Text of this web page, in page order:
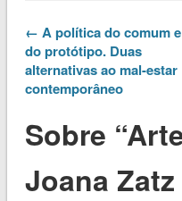
← A política do comum e
do protótipo. Duas
alternativas ao mal-estar
contemporâneo
Sobre
Joana